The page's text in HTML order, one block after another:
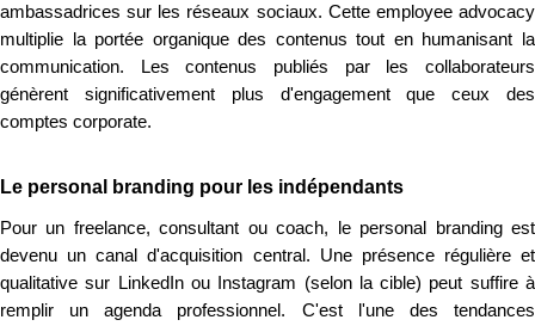
ambassadrices sur les réseaux sociaux. Cette employee advocacy
multiplie la portée organique des contenus tout en humanisant la
communication. Les contenus publiés par les collaborateurs
génèrent significativement plus d'engagement que ceux des
comptes corporate.
Le personal branding pour les indépendants
Pour un freelance, consultant ou coach, le personal branding est
devenu un canal d'acquisition central. Une présence régulière et
qualitative sur LinkedIn ou Instagram (selon la cible) peut suffire à
remplir un agenda professionnel. C'est l'une des tendances